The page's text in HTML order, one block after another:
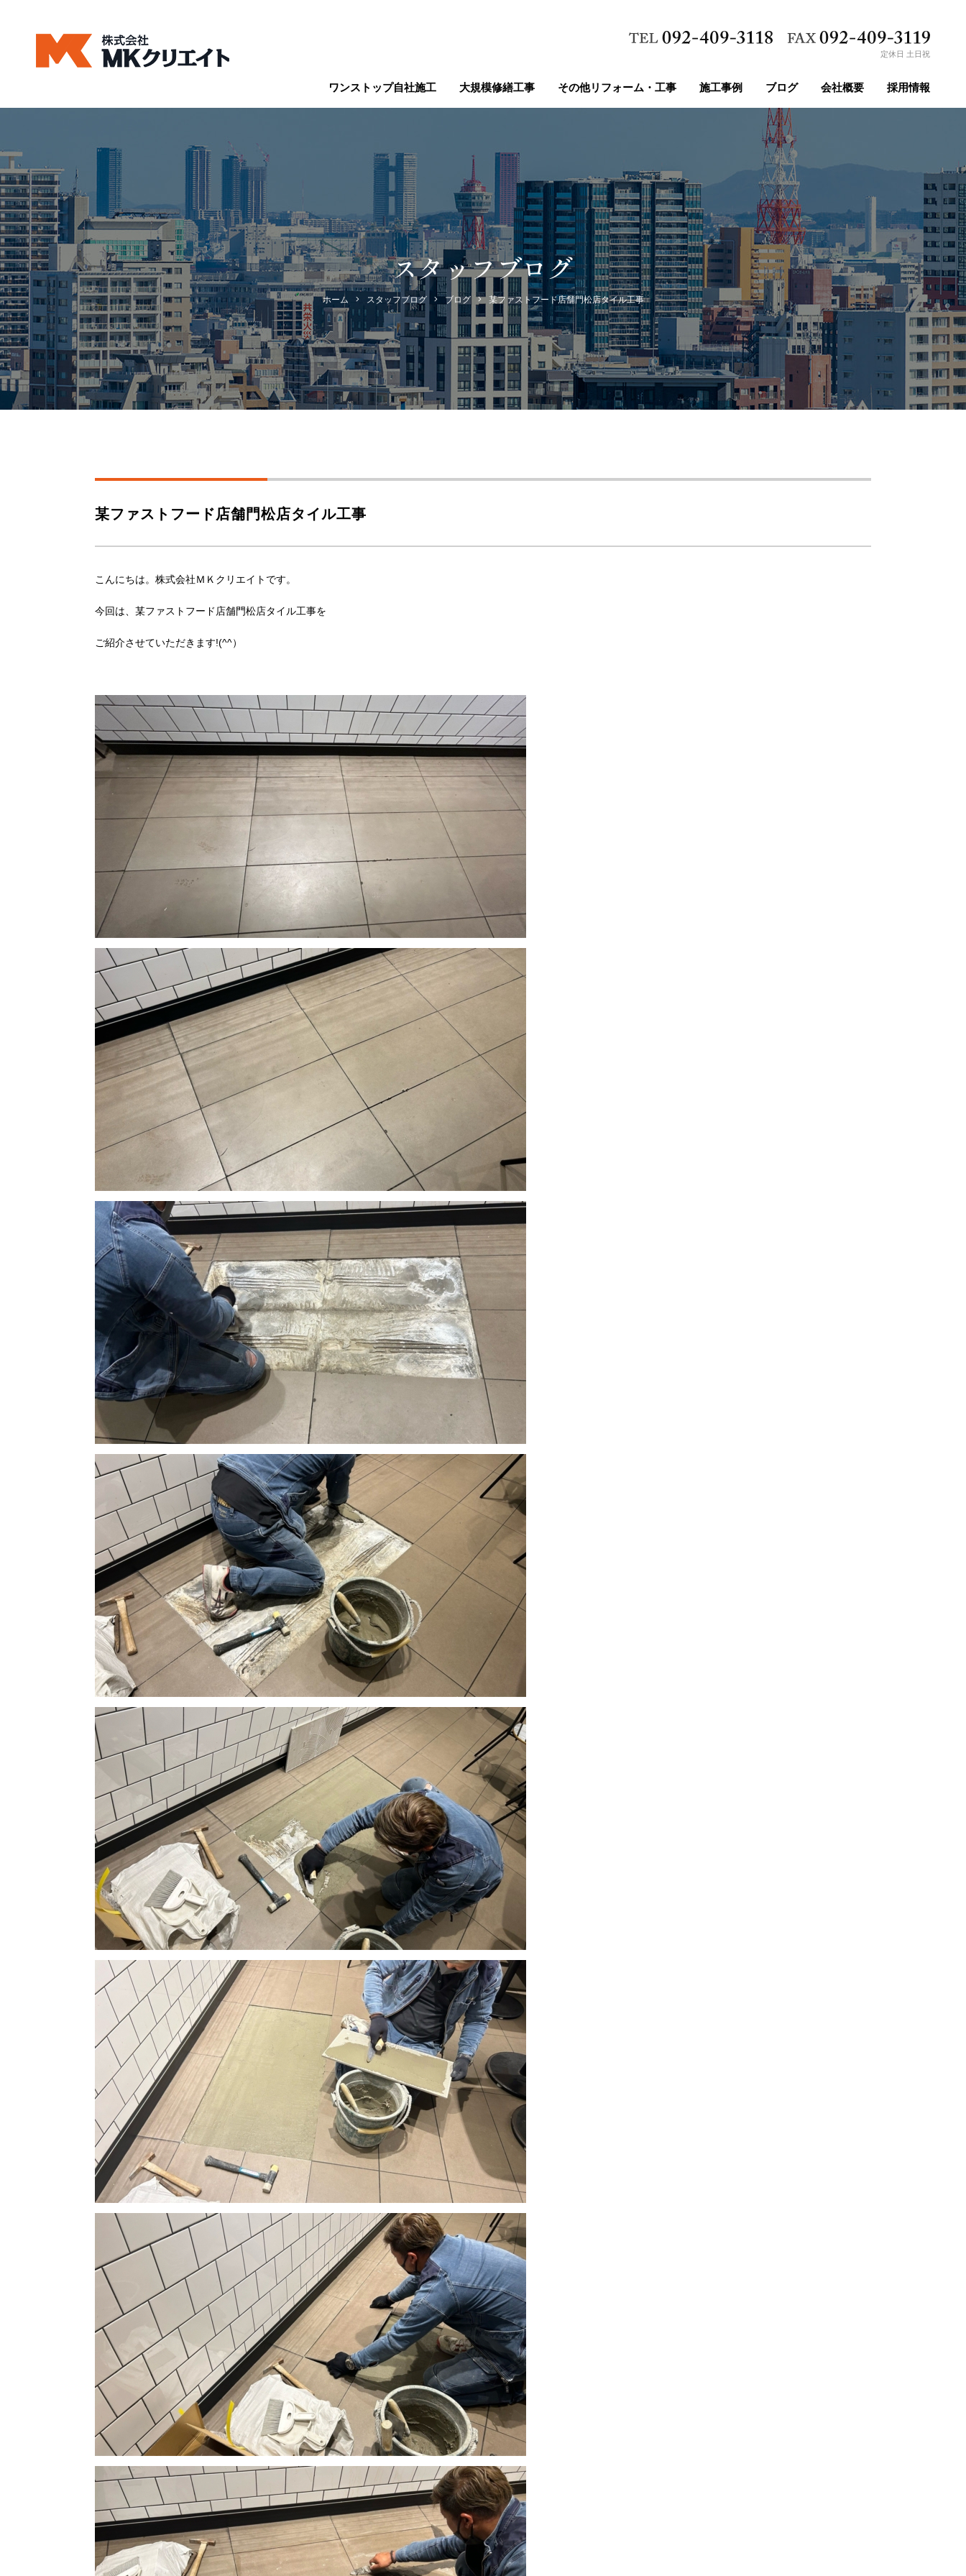
定休日 土日祝
ワンストップ自社施工 大規模修繕工事 その他リフォーム・工事 施工事例 ブログ 会社概要 採用情報
スタッフブログ
ホーム スタッフブログ ブログ 某ファストフード店舗門松店タイル工事
某ファストフード店舗門松店タイル工事
こんにちは。株式会社ＭＫクリエイトです。
今回は、某ファストフード店舗門松店タイル工事を
ご紹介させていただきます!(^^）